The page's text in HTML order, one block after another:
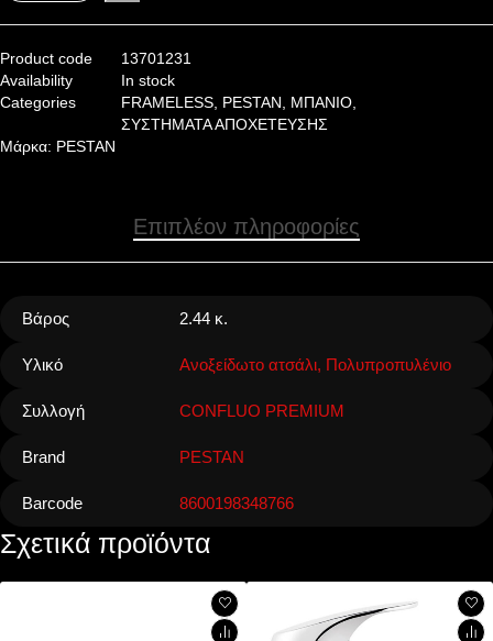
Product code
13701231
Availability
In stock
Categories
FRAMELESS, PESTAN, ΜΠΑΝΙΟ,
ΣΥΣΤΗΜΑΤΑ ΑΠΟΧΕΤΕΥΣΗΣ
Μάρκα: PESTAN
Επιπλέον πληροφορίες
Βάρος 2.44 κ.
Υλικό Ανοξείδωτο ατσάλι, Πολυπροπυλένιο
Συλλογή CONFLUO PREMIUM
Brand PESTAN
Barcode 8600198348766
Σχετικά προϊόντα